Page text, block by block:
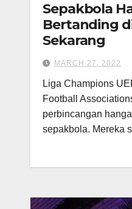
Sepakbola
Bertanding
Sekarang
MARCH 27, 2022
Liga Champions
Football
perbincangan
sepakbola. Mereka